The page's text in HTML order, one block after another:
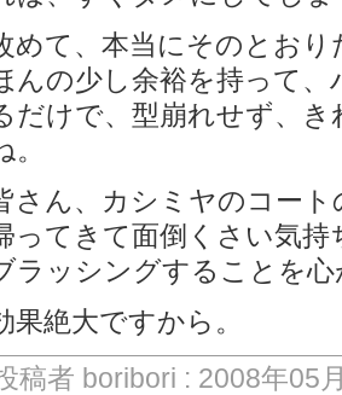
めて、本当にそのとお
んの少し余裕を持って
だけで、型崩れせず、
。
さん、カシミヤのコー
ってきて面倒くさい気
ラッシングすることを
果絶大ですから。
稿者 boribori : 2008年05